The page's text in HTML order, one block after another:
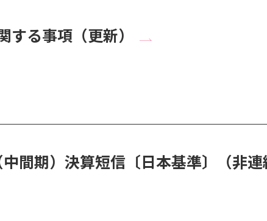
する事項（更新）
間期）決算短信〔日本基準〕（非連